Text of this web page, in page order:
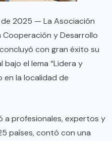
2025 — La Asociación
y Desarrollo
con gran éxito su
bajo el lema “Lidera y
en la localidad de
a profesionales, expertos y
países, contó con una